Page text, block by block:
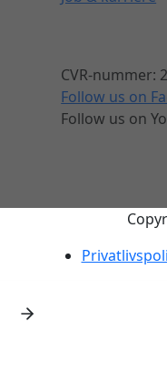
CVR-nummer:
Follow us on
Follow us on